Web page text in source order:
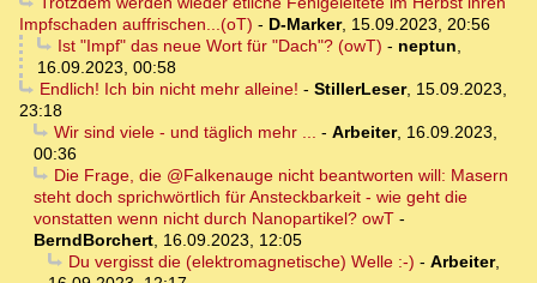
Impfschaden auffrischen...(oT) - D-Marker, 15.09.2023, 20:56
Ist "Impf" das neue Wort für "Dach"? (owT) - neptun,
16.09.2023, 00:58
Endlich! Ich bin nicht mehr alleine! - StillerLeser, 15.09.2023,
23:18
Wir sind viele - und täglich mehr ... - Arbeiter, 16.09.2023,
00:36
Die Frage, die @Falkenauge nicht beantworten will: Masern
steht doch sprichwörtlich für Ansteckbarkeit - wie geht die
vonstatten wenn nicht durch Nanopartikel? owT -
BerndBorchert, 16.09.2023, 12:05
Du vergisst die (elektromagnetische) Welle :-) - Arbeiter,